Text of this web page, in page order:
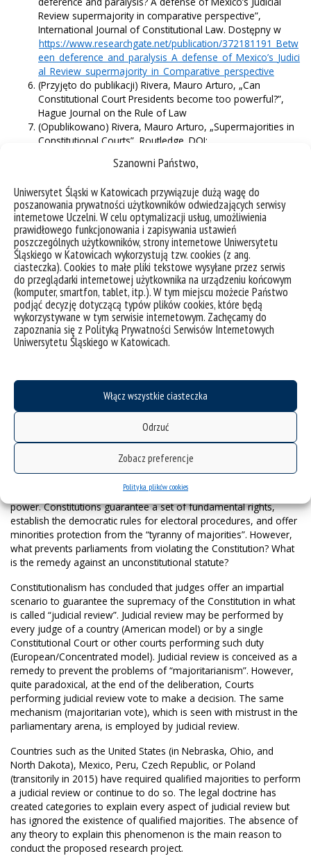
Szanowni Państwo,
Uniwersytet Śląski w Katowicach przywiązuje dużą wagę do
poszanowania prywatności użytkowników odwiedzających serwisy
internetowe Uczelni. W celu optymalizacji usług, umożliwienia
prawidłowego funkcjonowania i zapisywania ustawień
poszczególnych użytkowników, strony internetowe Uniwersytetu
Śląskiego w Katowicach wykorzystują tzw. cookies (z ang.
ciasteczka). Cookies to małe pliki tekstowe wysyłane przez serwis
do przeglądarki internetowej użytkownika na urządzeniu końcowym
(komputer, smartfon, tablet, itp.). W tym miejscu możecie Państwo
podjąć decyzję dotyczącą typów plików cookies, które będą
wykorzystywane w tym serwisie internetowym. Zachęcamy do
zapoznania się z Polityką Prywatności Serwisów Internetowych
Uniwersytetu Śląskiego w Katowicach.
Włącz wszystkie ciasteczka
Odrzuć
Zobacz preferencje
Polityka plików cookies
Review supermajority in comparative perspective”,
International Journal of Constitutional Law. Dostępny w
https://www.researchgate.net/publication/372181191_Betw
een_deference_and_paralysis_A_defense_of_Mexico’s_Judici
al_Review_supermajority_in_Comparative_perspective
(Przyjęto do publikacji) Rivera, Mauro Arturo, „Can
Constitutional Court Presidents become too powerful?”,
Hague Journal on the Rule of Law
(Opublikowano) Rivera, Mauro Arturo, „Supermajorities in
Constitutional Courts”, Routledge. DOI:
Badania naukowe prowadzące do osiągnięcia tych
wyników zostały sfinansowane ze środków Norweskiego
Mechanizmu Finansowego na lata 2014 – 2021
UMO-2020/37/K/HS5/02758).
Kontakt i pytania dotyczące projektu
Wszelkie pytania dotyczące Projektu można kierować do
Kierownika Projektu – dr Mauro Arturo Rivera León:
mauro_arturo.rivera-leon@us.edu.pl
ENGLISH VERSION
Research Project
Qualified majorities in counter-majoritarian mechanisms:
Towards a new theory of supermajorities in judicial review.
Research Project 2020/37/K/HS5/02758
Project’s description
Modern democracies view Constitutions as means to control
power. Constitutions guarantee a set of fundamental rights,
establish the democratic rules for electoral procedures, and offer
minorities protection from the “tyranny of majorities”. However,
what prevents parliaments from violating the Constitution? What
is the remedy against an unconstitutional statute?
Constitutionalism has concluded that judges offer an impartial
scenario to guarantee the supremacy of the Constitution in what
is called “judicial review”. Judicial review may be performed by
every judge of a country (American model) or by a single
Constitutional Court or other courts performing such duty
(European/Concentrated model). Judicial review is conceived as a
remedy to prevent the problems of “majoritarianism”. However,
quite paradoxical, at the end of the deliberation, Courts
performing judicial review vote to make a decision. The same
mechanism (majoritarian vote), which is seen with mistrust in the
parliamentary arena, is employed by judicial review.
Countries such as the United States (in Nebraska, Ohio, and
North Dakota), Mexico, Peru, Czech Republic, or Poland
(transitorily in 2015) have required qualified majorities to perform
a judicial review or continue to do so. The legal doctrine has
created categories to explain every aspect of judicial review but
has ignored the existence of qualified majorities. The absence of
any theory to explain this phenomenon is the main reason to
conduct the proposed research project.